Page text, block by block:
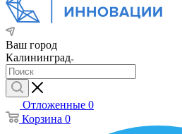
Ваш город
Калининград
Отложенные 0
Корзина 0